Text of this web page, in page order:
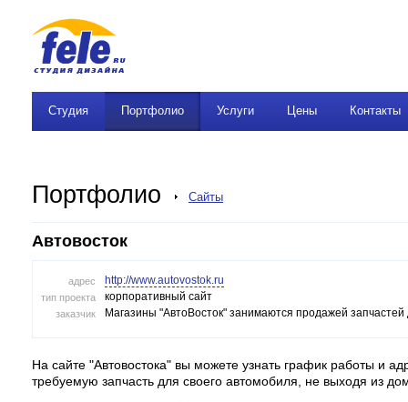
Студия Портфолио Услуги Цены Контакты
Портфолио Сайты
Автовосток
адрес http://www.autovostok.ru
тип проекта корпоративный сайт
заказчик Магазины "АвтоВосток" занимаются продажей запчастей
На сайте "Автовостока" вы можете узнать график работы и
требуемую запчасть для своего автомобиля, не выходя из